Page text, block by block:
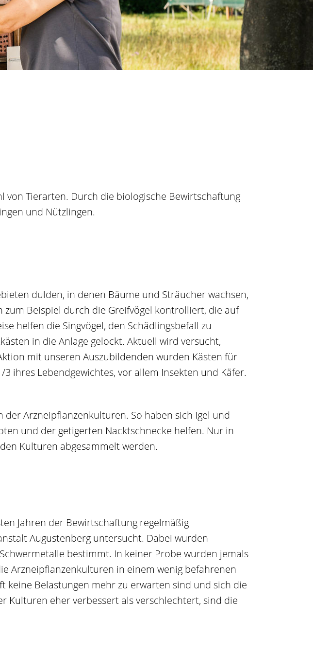
Tierarten. Durch die biologische Bewirtschaftung
und Nützlingen.
dulden, in denen Bäume und Sträucher wachsen,
Beispiel durch die Greifvögel kontrolliert, die auf
helfen die Singvögel, den Schädlingsbefall zu
in die Anlage gelockt. Aktuell wird versucht,
mit unseren Auszubildenden wurden Kästen für
ihres Lebendgewichtes, vor allem Insekten und Käfer.
Arzneipflanzenkulturen. So haben sich Igel und
und der getigerten Nacktschnecke helfen. Nur in
Kulturen abgesammelt werden.
Jahren der Bewirtschaftung regelmäßig
Augustenberg untersucht. Dabei wurden
bestimmt. In keiner Probe wurden jemals
Arzneipflanzenkulturen in einem wenig befahrenen
Belastungen mehr zu erwarten sind und sich die
Kulturen eher verbessert als verschlechtert, sind die